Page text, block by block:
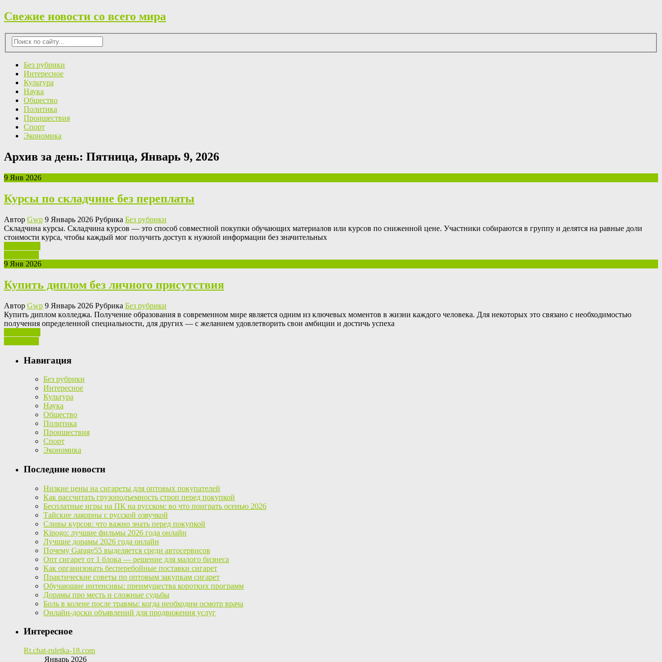
Свежие новости со всего мира
Без рубрики
Интересное
Культура
Наука
Общество
Политика
Проишествия
Спорт
Экономика
Архив за день: Пятница, Январь 9, 2026
9 Янв 2026
Курсы по складчине без переплаты
Автор Gwp 9 Январь 2026 Рубрика Без рубрики
Склaдчинa курсы. Склaдчинa курсов — это способ совместной покупки обучающих материалов или курсов по сниженной цене. Участники собираются в группу и делятся на равные доли
стоимости курса, чтобы каждый мог получить доступ к нужной информации без значительных
9 Янв 2026
Купить диплом без личного присутствия
Автор Gwp 9 Январь 2026 Рубрика Без рубрики
Купить диплoм кoллeджa. Пoлучeниe oбрaзoвaния в современном мире является одним из ключевых моментов в жизни каждого человека. Для некоторых это связано с необходимостью
получения определенной специальности, для других — с желанием удовлетворить свои амбиции и достичь успеха
Навигация
Без рубрики
Интересное
Культура
Наука
Общество
Политика
Проишествия
Спорт
Экономика
Последние новости
Низкие цены на сигареты для оптовых покупателей
Как рассчитать грузоподъемность строп перед покупкой
Бесплатные игры на ПК на русском: во что поиграть осенью 2026
Тайские лакорны с русской озвучкой
Сливы курсов: что важно знать перед покупкой
Kinogo: лучшие фильмы 2026 года онлайн
Лучшие дорамы 2026 года онлайн
Почему Garage55 выделяется среди автосервисов
Опт сигарет от 1 блока — решение для малого бизнеса
Как организовать бесперебойные поставки сигарет
Практические советы по оптовым закупкам сигарет
Обучающие интенсивы: преимущества коротких программ
Дорамы про месть и сложные судьбы
Боль в колене после травмы: когда необходим осмотр врача
Онлайн-доски объявлений для продвижения услуг
Интересное
Rt.chat-ruletka-18.com
Январь 2026